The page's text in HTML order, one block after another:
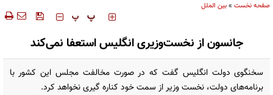
صفحه نخست »بین الملل
‍‍‍ پ پ
جانسون از نخست‌وزیری انگلیس استعفا نمی‌کند
سخنگوی دولت انگلیس گفت که در صورت مخالفت مجلس این کشور با
برنامه‌های دولت، نخست وزیر از سمت خود کناره گیری نخواهد کرد.